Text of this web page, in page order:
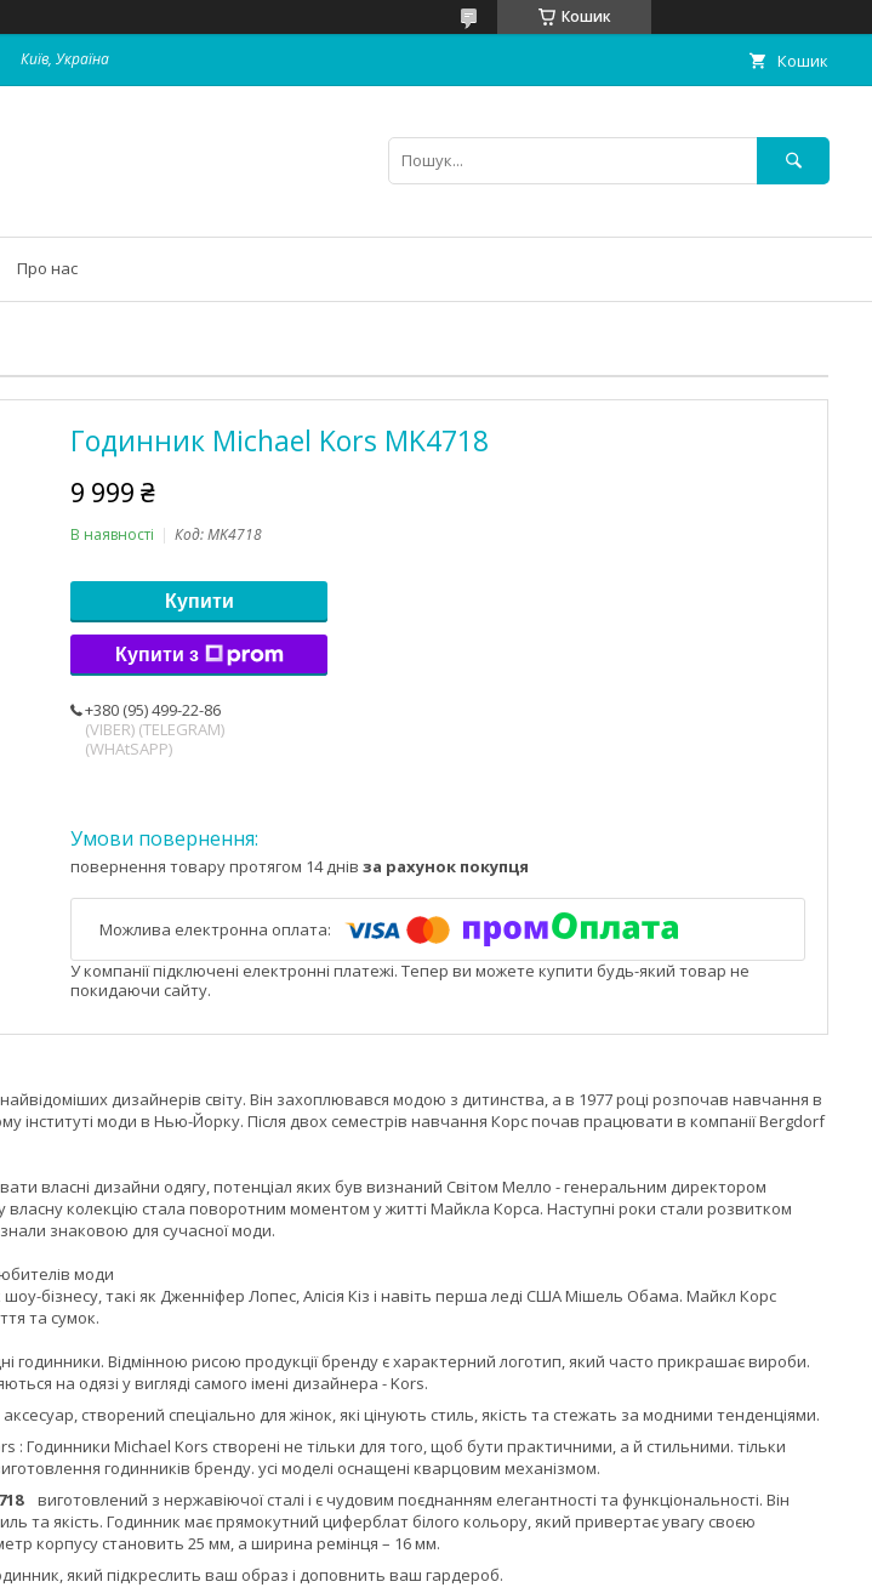
Кошик
Київ, Україна Кошик
Про нас
Годинник Michael Kors MK4718
9 999 ₴
В наявності Код:MK4718
Купити
Купити з
+380 (95) 499-22-86
(VIBER) (TELEGRAM)
(WHAtSAPP)
повернення товару протягом 14 днів за рахунок покупця
У компанії підключені електронні платежі. Тепер ви можете купити будь-який товар не
покидаючи сайту.
дизайнерів світу. Він захоплювався модою з дитинства, а в 1977 році розпочав навчання в
інституті моди в Нью-Йорку. Після двох семестрів навчання Корс почав працювати в компанії Bergdorf
власні дизайни одягу, потенціал яких був визнаний Світом Мелло - генеральним директором
колекцію стала поворотним моментом у житті Майкла Корса. Наступні роки стали розвитком
знаковою для сучасної моди.
моди
бізнесу, такі як Дженніфер Лопес, Алісія Кіз і навіть перша леді США Мішель Обама. Майкл Корс
та сумок.
годинники. Відмінною рисою продукції бренду є характерний логотип, який часто прикрашає вироби.
на одязі у вигляді самого імені дизайнера - Kors.
створений спеціально для жінок, які цінують стиль, якість та стежать за модними тенденціями.
: Годинники Michael Kors створені не тільки для того, щоб бути практичними, а й стильними. тільки
годинників бренду. усі моделі оснащені кварцовим механізмом.
виготовлений з нержавіючої сталі і є чудовим поєднанням елегантності та функціональності. Він
та якість. Годинник має прямокутний циферблат білого кольору, який привертає увагу своєю
корпусу становить 25 мм, а ширина ремінця – 16 мм.
який підкреслить ваш образ і доповнить ваш гардероб.